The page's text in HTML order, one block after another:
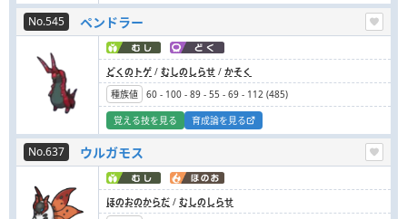
No.545 ペンドラー
どくのトゲ / むしのしらせ / かそく
種族値
60 - 100 - 89 - 55 - 69 - 112 (485)
覚える技を見る 育成論を見る
No.637 ウルガモス
ほのおのからだ / むしのしらせ